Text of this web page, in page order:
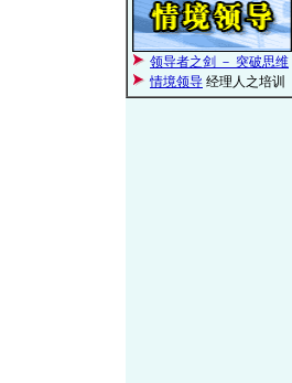
领导者之剑 － 突破思维
情境领导 经理人之培训